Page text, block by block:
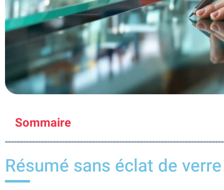
Sommaire
Résumé sans éclat de verre